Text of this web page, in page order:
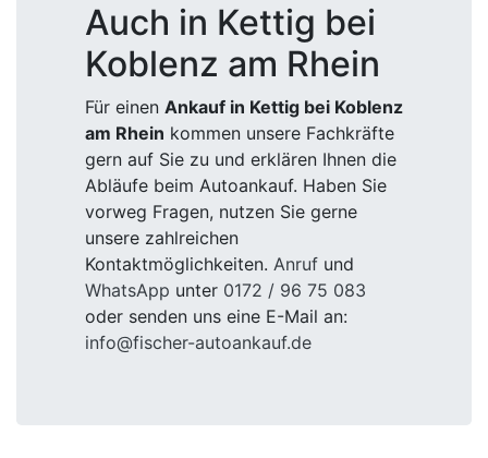
Auch in Kettig bei
Koblenz am Rhein
Für einen Ankauf in Kettig bei Koblenz
am Rhein kommen unsere Fachkräfte
gern auf Sie zu und erklären Ihnen die
Abläufe beim Autoankauf. Haben Sie
vorweg Fragen, nutzen Sie gerne
unsere zahlreichen
Kontaktmöglichkeiten. Anruf und
WhatsApp unter 0172 / 96 75 083
oder senden uns eine E-Mail an:
info@fischer-autoankauf.de